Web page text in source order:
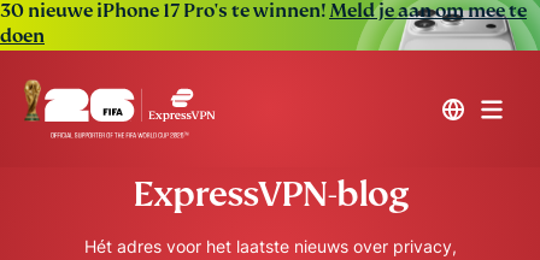
30 nieuwe iPhone 17 Pro's te winnen!Meld je aan om mee te
doen
ExpressVPN-blog
Hét adres voor het laatste nieuws over privacy,